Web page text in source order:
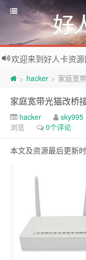
好
> hacker > 家庭宽
家庭宽带光猫改桥
hacker sky995
浏览
0个评论
本文及资源最后更新